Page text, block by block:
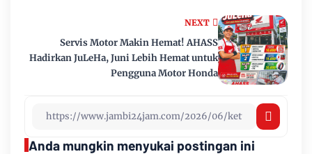
NEXT
Servis Motor Makin Hemat! AHASS
Hadirkan JuLeHa, Juni Lebih Hemat untuk
Pengguna Motor Honda
Anda mungkin menyukai postingan ini